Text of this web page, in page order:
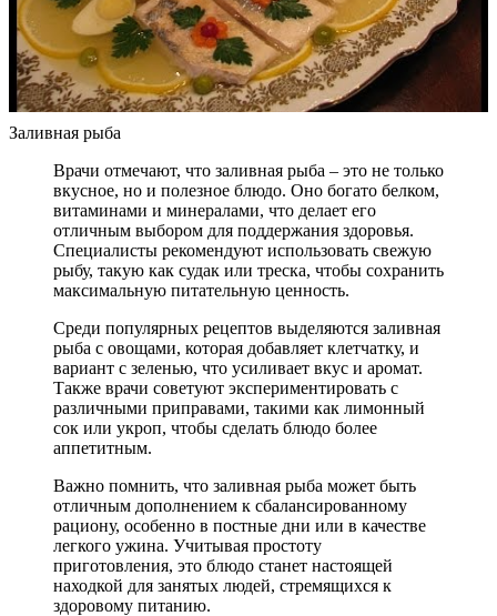
Заливная рыба
Врачи отмечают, что заливная рыба – это не только
вкусное, но и полезное блюдо. Оно богато белком,
витаминами и минералами, что делает его
отличным выбором для поддержания здоровья.
Специалисты рекомендуют использовать свежую
рыбу, такую как судак или треска, чтобы сохранить
максимальную питательную ценность.
Среди популярных рецептов выделяются заливная
рыба с овощами, которая добавляет клетчатку, и
вариант с зеленью, что усиливает вкус и аромат.
Также врачи советуют экспериментировать с
различными приправами, такими как лимонный
сок или укроп, чтобы сделать блюдо более
аппетитным.
Важно помнить, что заливная рыба может быть
отличным дополнением к сбалансированному
рациону, особенно в постные дни или в качестве
легкого ужина. Учитывая простоту
приготовления, это блюдо станет настоящей
находкой для занятых людей, стремящихся к
здоровому питанию.